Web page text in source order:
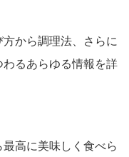
から調理法、さらに
るあらゆる情報を詳
高に美味しく食べら